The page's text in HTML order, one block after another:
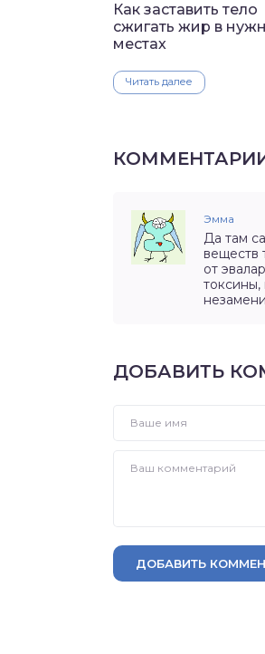
Как заставить тело
сжигать жир в
местах
Читать далее
Эмма
Да там
веществ
от
ДОБАВИТЬ
ДОБАВИТЬ